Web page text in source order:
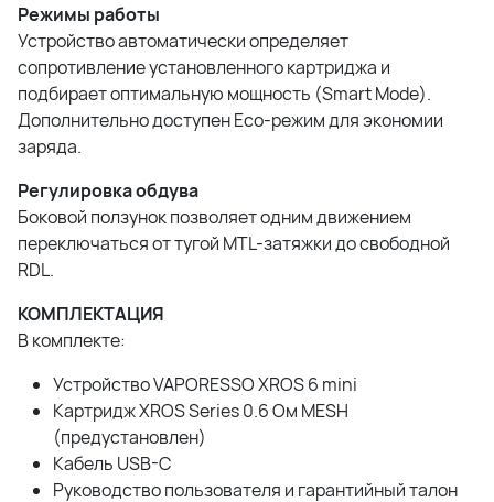
Режимы работы
Устройство автоматически определяет
сопротивление установленного картриджа и
подбирает оптимальную мощность (Smart Mode).
Дополнительно доступен Eco-режим для экономии
заряда.
Регулировка обдува
Боковой ползунок позволяет одним движением
переключаться от тугой MTL-затяжки до свободной
RDL.
КОМПЛЕКТАЦИЯ
В комплекте:
Устройство VAPORESSO XROS 6 mini
Картридж XROS Series 0.6 Ом MESH
(предустановлен)
Кабель USB-C
Руководство пользователя и гарантийный талон